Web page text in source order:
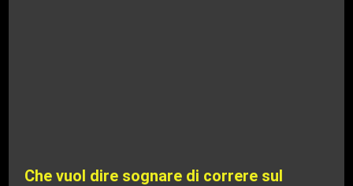
Che vuol dire sognare di correre sul